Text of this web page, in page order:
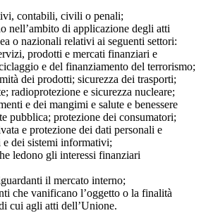
contabili, civili o penali;
nell’ambito di applicazione degli atti
o nazionali relativi ai seguenti settori:
prodotti e mercati finanziari e
e del finanziamento del terrorismo;
dei prodotti; sicurezza dei trasporti;
radioprotezione e sicurezza nucleare;
e dei mangimi e salute e benessere
pubblica; protezione dei consumatori;
e protezione dei dati personali e
e dei sistemi informativi;
ledono gli interessi finanziari
il mercato interno;
che vanificano l’oggetto o la finalità
cui agli atti dell’Unione.